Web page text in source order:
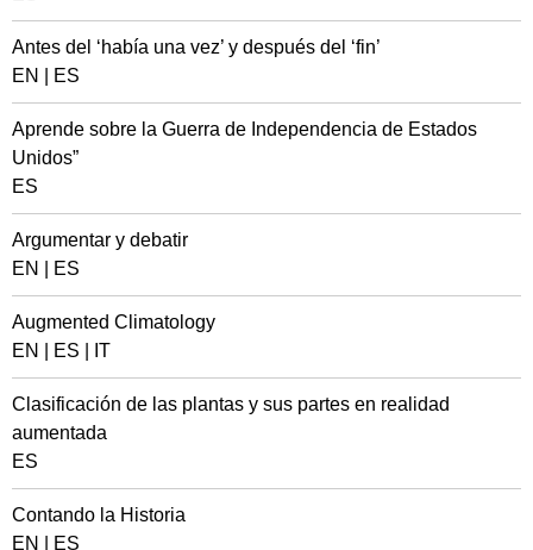
Antes del ‘había una vez’ y después del ‘fin’
EN
ES
Aprende sobre la Guerra de Independencia de Estados
Unidos”
ES
Argumentar y debatir
EN
ES
Augmented Climatology
EN
ES IT
Clasificación de las plantas y sus partes en realidad
aumentada
ES
Contando la Historia
EN
ES